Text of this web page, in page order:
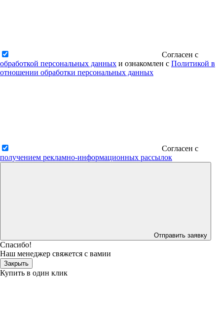
Согласен с
обработкой персональных данных и ознакомлен с Политикой в
отношении обработки персональных данных
Согласен с
получением рекламно-информационных рассылок
Отправить заявку
Спасибо!
Наш менеджер свяжется с вамии
Закрыть
Купить в один клик